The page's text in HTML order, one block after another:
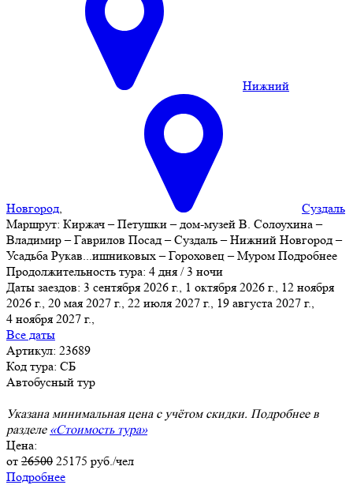
Нижний
Новгород,
Суздаль
Маршрут: Киржач – Петушки – дом-музей В. Солоухина –
Владимир – Гаврилов Посад – Суздаль – Нижний Новгород –
Усадьба Рукав...ишниковых – Гороховец – Муром Подробнее
Продолжительность тура: 4 дня / 3 ночи
Даты заездов: 3 сентября 2026 г., 1 октября 2026 г., 12 ноября
2026 г., 20 мая 2027 г., 22 июля 2027 г., 19 августа 2027 г.,
4 ноября 2027 г.,
Все даты
Артикул: 23689
Код тура: СБ
Автобусный тур
Указана минимальная цена с учётом скидки. Подробнее в
разделе «Стоимость тура»
Цена:
от 26500 25175 руб./чел
Подробнее